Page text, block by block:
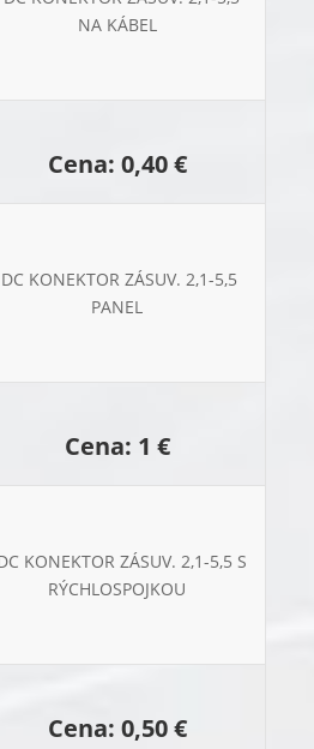
NA KÁBEL
Cena: 0,40 €
DC KONEKTOR ZÁSUV. 2,1-5,5
PANEL
Cena: 1 €
KONEKTOR ZÁSUV. 2,1-5,5 S
RÝCHLOSPOJKOU
Cena: 0,50 €